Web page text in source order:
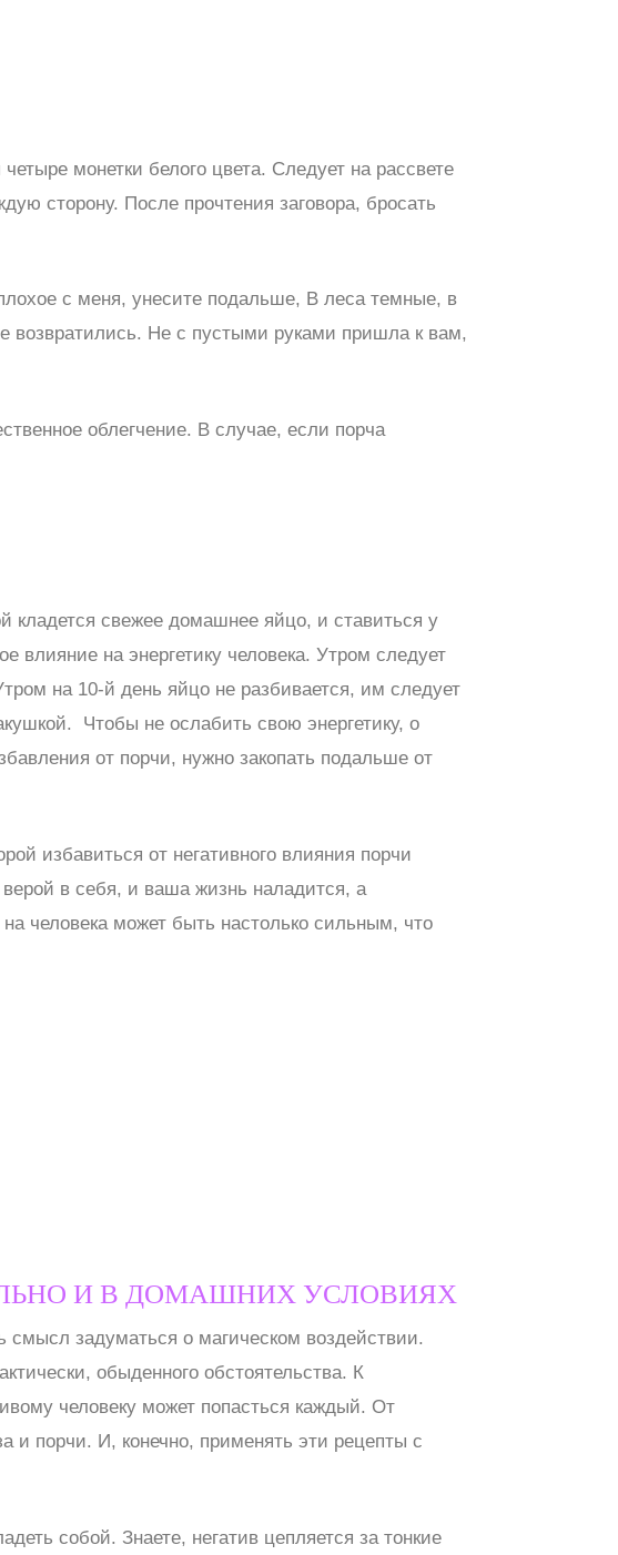
монетки белого цвета. Следует на рассвете
сторону. После прочтения заговора, бросать
с меня, унесите подальше, В леса темные, в
возвратились. Не с пустыми руками пришла к вам,
облегчение. В случае, если порча
кладется свежее домашнее яйцо, и ставиться у
влияние на энергетику человека. Утром следует
на 10-й день яйцо не разбивается, им следует
Чтобы не ослабить свою энергетику, о
от порчи, нужно закопать подальше от
избавиться от негативного влияния порчи
в себя, и ваша жизнь наладится, а
человека может быть настолько сильным, что
И В ДОМАШНИХ УСЛОВИЯХ
смысл задуматься о магическом воздействии.
обыденного обстоятельства. К
человеку может попасться каждый. От
и порчи. И, конечно, применять эти рецепты с
собой. Знаете, негатив цепляется за тонкие